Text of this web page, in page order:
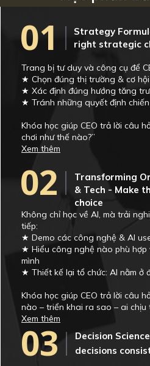
02
Transforming
& Tech - Make
choice
Không chỉ học về AI, mà trải
tiếp:
★ Demo các công nghệ & AI
★ Hiểu công nghệ nào phù hợp
mình
★ Thiết kế lại tổ chức: AI nằm ở
Khóa học giúp CEO trả lời câu
nào – triển khai ra sao – ai chịu
Xem thêm
01
Strategy
right strategic
Trang bị tư duy và công cụ để
★ Chọn đúng thị trường & cơ hội
★ Xác định đúng hướng tăng
★ Tránh những quyết định
Khóa học giúp CEO trả lời câu
chơi như thế nào?”
Xem thêm
03
Decision
decisions